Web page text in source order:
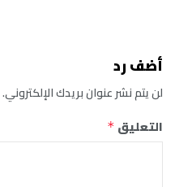
أضف رد
لن يتم نشر عنوان بريدك الإلكتروني.
التعليق *